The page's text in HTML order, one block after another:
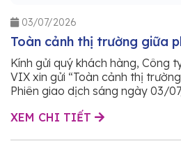
03/07/2026
Toàn cảnh thị trường giữa
Kính gửi quý khách hàng, Công
VIX xin gửi “Toàn cảnh thị
Phiên giao dịch sáng ngày 03/
XEM CHI TIẾT